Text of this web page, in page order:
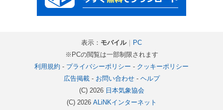
表示： モバイル｜ PC
※PCの閲覧は一部制限されます
利用規約 - プライバシーポリシー - クッキーポリシー
広告掲載- お問い合わせ- ヘルプ
(C) 2026 日本気象協会
(C) 2026 ALiNKインターネット